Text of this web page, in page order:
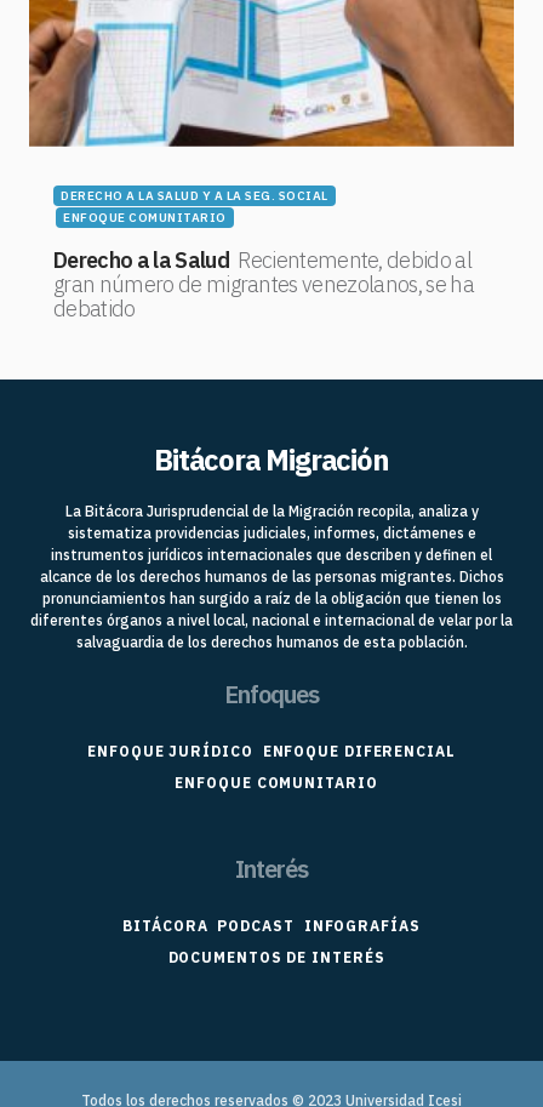
DERECHO A LA SALUD Y A LA SEG. SOCIAL
ENFOQUE COMUNITARIO
Derecho a la Salud Recientemente, debido al
gran número de migrantes venezolanos, se ha
debatido
Bitácora Migración
La Bitácora Jurisprudencial de la Migración recopila, analiza y
sistematiza providencias judiciales, informes, dictámenes e
instrumentos jurídicos internacionales que describen y definen el
alcance de los derechos humanos de las personas migrantes. Dichos
pronunciamientos han surgido a raíz de la obligación que tienen los
diferentes órganos a nivel local, nacional e internacional de velar por la
salvaguardia de los derechos humanos de esta población.
Enfoques
ENFOQUE JURÍDICO
ENFOQUE DIFERENCIAL
ENFOQUE COMUNITARIO
Interés
BITÁCORA PODCAST
INFOGRAFÍAS
DOCUMENTOS DE INTERÉS
Todos los derechos reservados © 2023 Universidad Icesi